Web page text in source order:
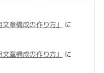
章構成の作り方」
に
章構成の作り方」
に